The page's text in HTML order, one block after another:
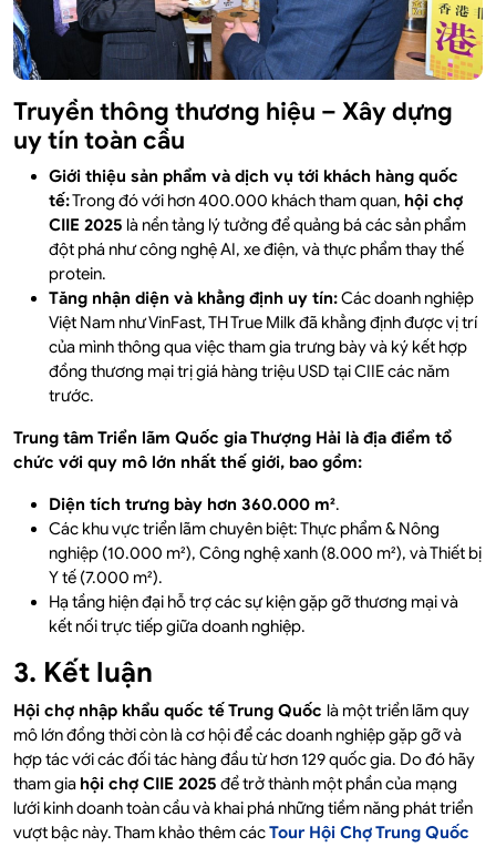
Truyền thông thương hiệu – Xây dựng
uy tín toàn cầu
Giới thiệu sản phẩm và dịch vụ tới khách hàng quốc
tế:Trong đó với hơn 400.000 khách tham quan, hội chợ
CIIE 2025 là nền tảng lý tưởng để quảng bá các sản phẩm
đột phá như công nghệ AI, xe điện, và thực phẩm thay thế
protein.
Tăng nhận diện và khẳng định uy tín:Các doanh nghiệp
Việt Nam như VinFast, TH True Milk đã khẳng định được vị trí
của mình thông qua việc tham gia trưng bày và ký kết hợp
đồng thương mại trị giá hàng triệu USD tại CIIE các năm
trước.
Trung tâm Triển lãm Quốc gia Thượng Hải là địa điểm tổ
chức với quy mô lớn nhất thế giới, bao gồm:
Diện tích trưng bày hơn 360.000 m².
Các khu vực triển lãm chuyên biệt: Thực phẩm & Nông
nghiệp (10.000 m²), Công nghệ xanh (8.000 m²), và Thiết bị
Y tế (7.000 m²).
Hạ tầng hiện đại hỗ trợ các sự kiện gặp gỡ thương mại và
kết nối trực tiếp giữa doanh nghiệp.
3. Kết luận
Hội chợ nhập khẩu quốc tế Trung Quốc là một triển lãm quy
mô lớn đồng thời còn là cơ hội để các doanh nghiệp gặp gỡ và
hợp tác với các đối tác hàng đầu từ hơn 129 quốc gia. Do đó hãy
tham gia hội chợ CIIE 2025 để trở thành một phần của mạng
lưới kinh doanh toàn cầu và khai phá những tiềm năng phát triển
vượt bậc này. Tham khảo thêm cácTour Hội Chợ Trung Quốc